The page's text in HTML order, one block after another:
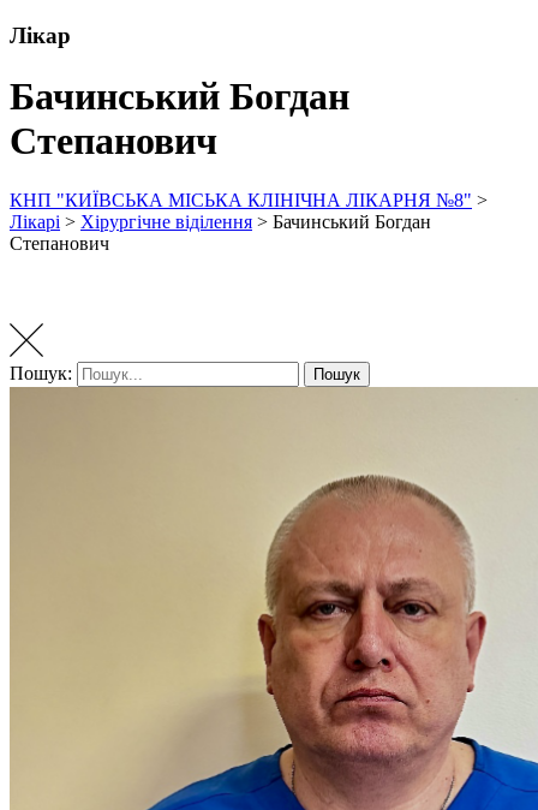
Лікар
Бачинський Богдан
Степанович
КНП "КИЇВСЬКА МІСЬКА КЛІНІЧНА ЛІКАРНЯ №8" >
Лікарі > Хірургічне віділення > Бачинський Богдан
Степанович
Пошук: Пошук